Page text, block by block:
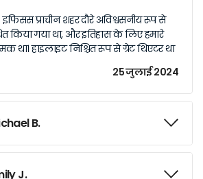
प्राचीन शहर दौरे अविश्वसनीय रूप से
किया गया था, और इतिहास के लिए हमारे
था। हाइलाइट निश्चित रूप से ग्रेट थिएटर था
25 जुलाई 2024
B.
J.